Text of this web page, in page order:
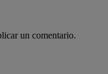
un comentario.